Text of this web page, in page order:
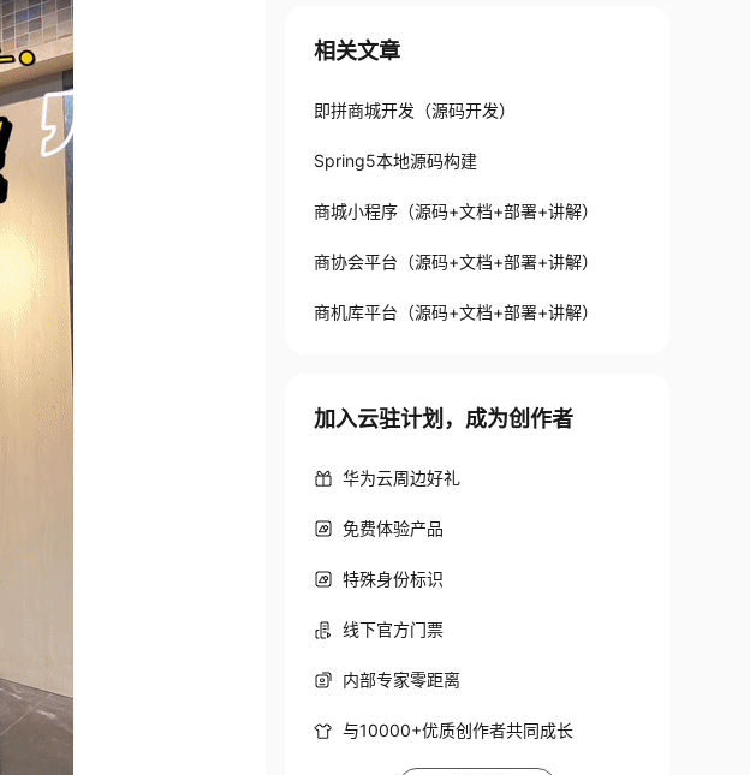
相关文章
即拼商城开发（源码开发）
Spring5本地源码构建
商城小程序（源码+文档+部署+讲解）
商协会平台（源码+文档+部署+讲解）
商机库平台（源码+文档+部署+讲解）
加入云驻计划，成为创作者
华为云周边好礼
免费体验产品
特殊身份标识
线下官方门票
内部专家零距离
与10000+优质创作者共同成长